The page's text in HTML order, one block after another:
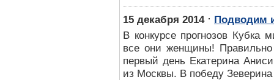
15 декабря 2014⋅ Подводим
В конкурсе прогнозов
все они женщины!
первый день Екатерина
из Москвы. В победу